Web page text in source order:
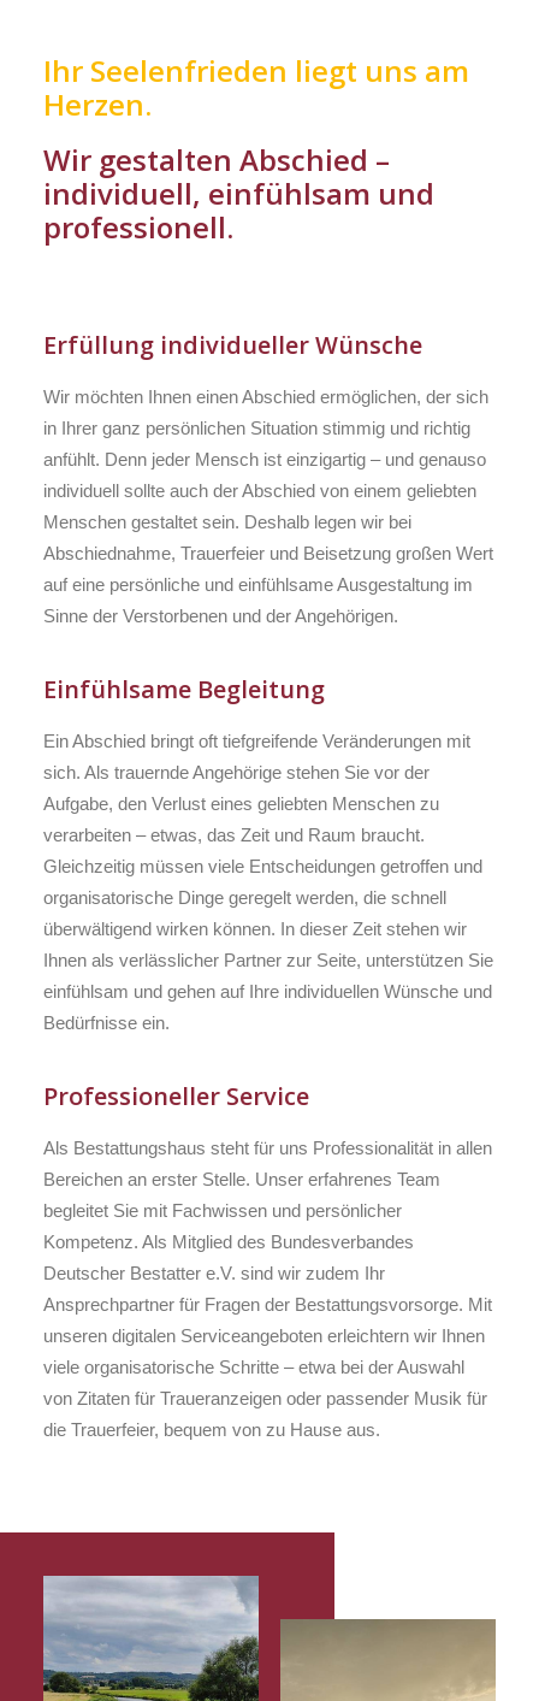
Ihr Seelenfrieden liegt uns am
Herzen.
Wir gestalten Abschied –
individuell, einfühlsam und
professionell.
Erfüllung individueller Wünsche
Wir möchten Ihnen einen Abschied ermöglichen, der sich
in Ihrer ganz persönlichen Situation stimmig und richtig
anfühlt. Denn jeder Mensch ist einzigartig – und genauso
individuell sollte auch der Abschied von einem geliebten
Menschen gestaltet sein. Deshalb legen wir bei
Abschiednahme, Trauerfeier und Beisetzung großen Wert
auf eine persönliche und einfühlsame Ausgestaltung im
Sinne der Verstorbenen und der Angehörigen.
Einfühlsame Begleitung
Ein Abschied bringt oft tiefgreifende Veränderungen mit
sich. Als trauernde Angehörige stehen Sie vor der
Aufgabe, den Verlust eines geliebten Menschen zu
verarbeiten – etwas, das Zeit und Raum braucht.
Gleichzeitig müssen viele Entscheidungen getroffen und
organisatorische Dinge geregelt werden, die schnell
überwältigend wirken können. In dieser Zeit stehen wir
Ihnen als verlässlicher Partner zur Seite, unterstützen Sie
einfühlsam und gehen auf Ihre individuellen Wünsche und
Bedürfnisse ein.
Professioneller Service
Als Bestattungshaus steht für uns Professionalität in allen
Bereichen an erster Stelle. Unser erfahrenes Team
begleitet Sie mit Fachwissen und persönlicher
Kompetenz. Als Mitglied des Bundesverbandes
Deutscher Bestatter e.V. sind wir zudem Ihr
Ansprechpartner für Fragen der Bestattungsvorsorge. Mit
unseren digitalen Serviceangeboten erleichtern wir Ihnen
viele organisatorische Schritte – etwa bei der Auswahl
von Zitaten für Traueranzeigen oder passender Musik für
die Trauerfeier, bequem von zu Hause aus.